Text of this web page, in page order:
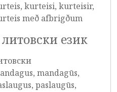
kurteisi, kurteisir,
með afbrigðum
език
mandagūs,
paslaugūs,